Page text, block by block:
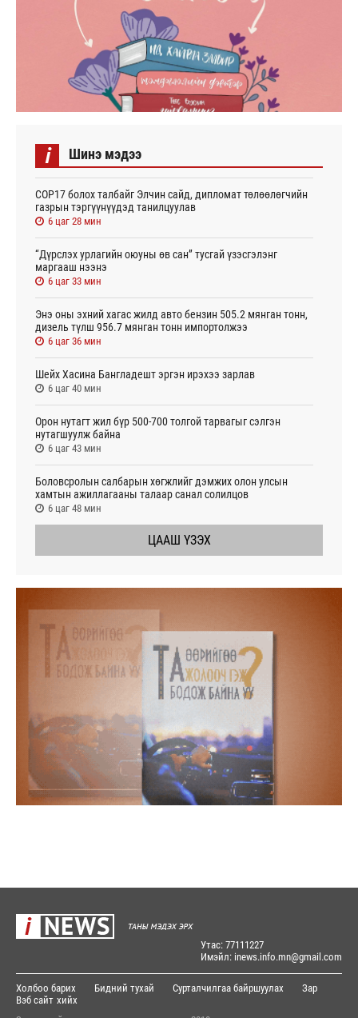
i Шинэ мэдээ
СОР17 болох талбайг Элчин сайд, дипломат төлөөлөгчийн
газрын тэргүүнүүдэд танилцуулав
6 цаг 28 мин
“Дүрслэх урлагийн оюуны өв сан” тусгай үзэсгэлэнг
маргааш нээнэ
6 цаг 33 мин
Энэ оны эхний хагас жилд авто бензин 505.2 мянган тонн,
дизель түлш 956.7 мянган тонн импортолжээ
6 цаг 36 мин
Шейх Хасина Бангладешт эргэн ирэхээ зарлав
6 цаг 40 мин
Орон нутагт жил бүр 500-700 толгой тарвагыг сэлгэн
нутагшуулж байна
6 цаг 43 мин
Боловсролын салбарын хөгжлийг дэмжих олон улсын
хамтын ажиллагааны талаар санал солилцов
6 цаг 48 мин
ЦААШ ҮЗЭХ
Утас: 77111227
Имэйл: inews.info.mn@gmail.com
Холбоо барих Бидний тухай Сурталчилгаа байршуулах
Зар
Вэб сайт хийх